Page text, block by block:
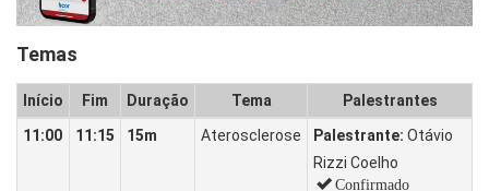
Temas
Início Fim Duração Tema
Palestrantes
11:00
11:15 15m Aterosclerose Palestrante: Otávio
Rizzi Coelho
Confirmado